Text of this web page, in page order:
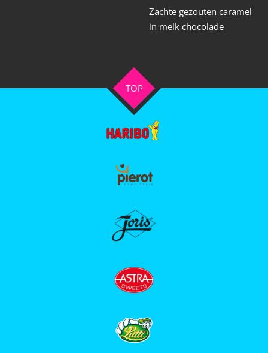
Zachte gezouten caramel
in melk chocolade
TOP